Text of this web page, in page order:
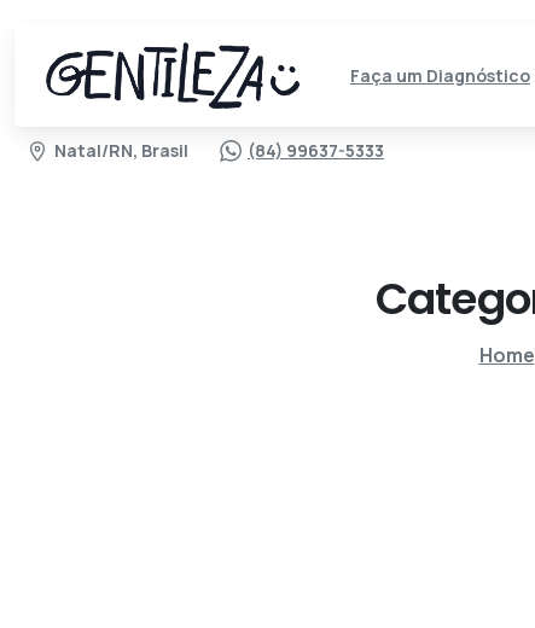
Faça um Diagnóstico
Natal/RN, Brasil (84) 99637-5333
Home